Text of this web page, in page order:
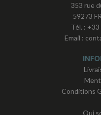
353 rue
59273
Tél. : +33
Email :
Conditions
Qui